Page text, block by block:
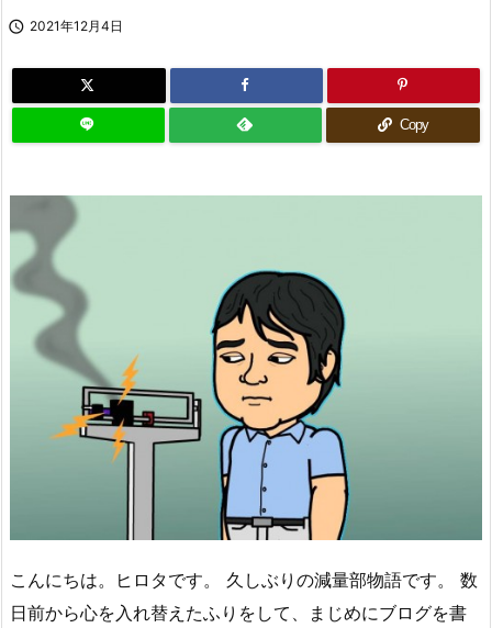
 2021年12月4日
Copy
こんにちは。ヒロタです。 久しぶりの減量部物語です。 数
日前から心を入れ替えたふりをして、まじめにブログを書